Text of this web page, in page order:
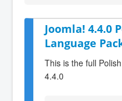
Joomla! 4.4.0
Language
This is the full
4.4.0